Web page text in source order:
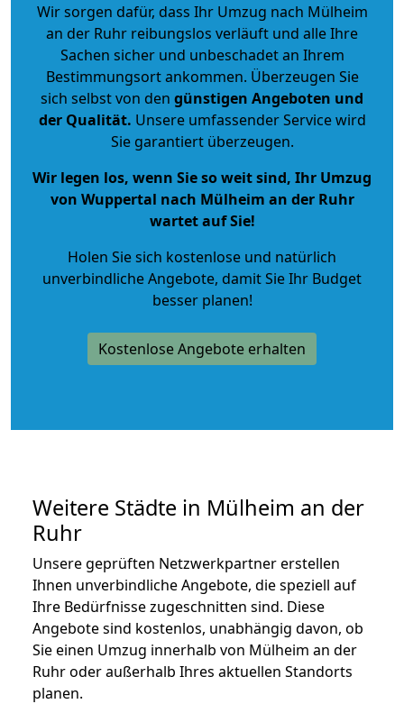
Wir sorgen dafür, dass Ihr Umzug nach Mülheim
an der Ruhr reibungslos verläuft und alle Ihre
Sachen sicher und unbeschadet an Ihrem
Bestimmungsort ankommen. Überzeugen Sie
sich selbst von den günstigen Angeboten und
der Qualität. Unsere umfassender Service wird
Sie garantiert überzeugen.
Wir legen los, wenn Sie so weit sind, Ihr Umzug
von Wuppertal nach Mülheim an der Ruhr
wartet auf Sie!
Holen Sie sich kostenlose und natürlich
unverbindliche Angebote, damit Sie Ihr Budget
besser planen!
Kostenlose Angebote erhalten
Weitere Städte in Mülheim an der
Ruhr
Unsere geprüften Netzwerkpartner erstellen
Ihnen unverbindliche Angebote, die speziell auf
Ihre Bedürfnisse zugeschnitten sind. Diese
Angebote sind kostenlos, unabhängig davon, ob
Sie einen Umzug innerhalb von Mülheim an der
Ruhr oder außerhalb Ihres aktuellen Standorts
planen.